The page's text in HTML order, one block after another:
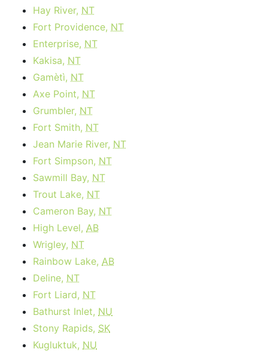
Hay River, NT
Fort Providence, NT
Enterprise, NT
Kakisa, NT
Gamètì, NT
Axe Point, NT
Grumbler, NT
Fort Smith, NT
Jean Marie River, NT
Fort Simpson, NT
Sawmill Bay, NT
Trout Lake, NT
Cameron Bay, NT
High Level, AB
Wrigley, NT
Rainbow Lake, AB
Deline, NT
Fort Liard, NT
Bathurst Inlet, NU
Stony Rapids, SK
Kugluktuk, NU